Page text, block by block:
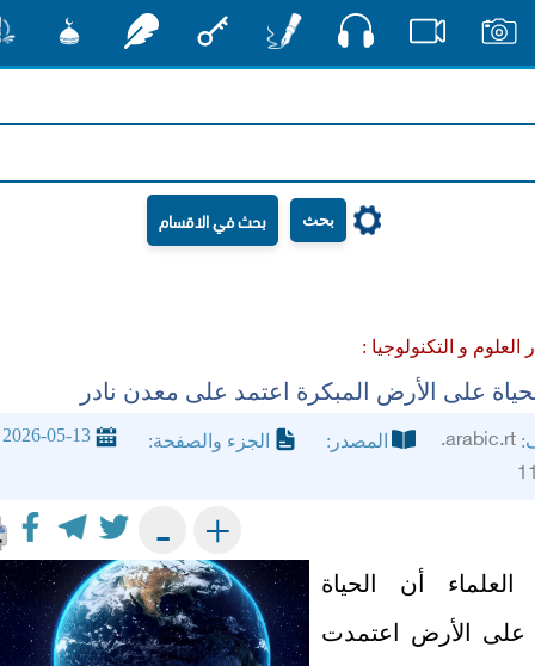
بحث
العلوم و التكنولوجيا :
على الأرض المبكرة اعتمد على معدن نادر
arabic.rt. المصدر: الجزء والصفحة: 2026-05-13
+
-
أن الحياة
على الأرض اعتمدت